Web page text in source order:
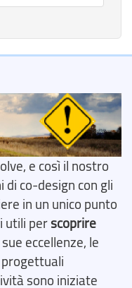
e così il nostro
co-design con gli
in un unico punto
utili perscoprire
sue eccellenze, le
sono iniziate